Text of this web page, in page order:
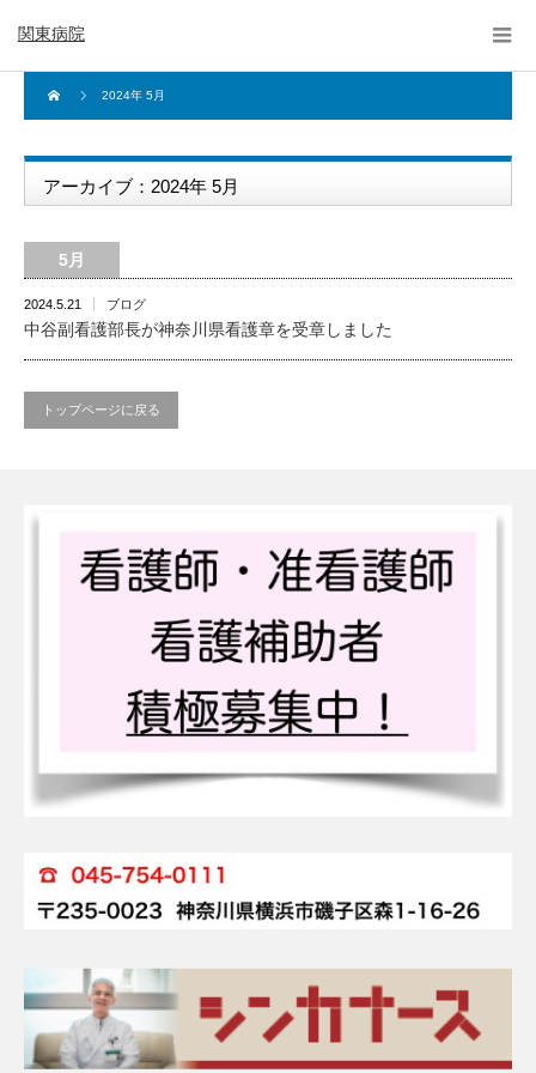
関東病院
2024年 5月
アーカイブ：2024年 5月
5月
2024.5.21 ブログ
中谷副看護部長が神奈川県看護章を受章しました
トップページに戻る